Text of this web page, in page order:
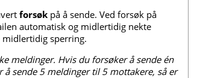
forsøk på å sende. Ved forsøk på
automatisk og midlertidig nekte
midlertidig sperring.
meldinger. Hvis du forsøker å sende én
sende 5 meldinger til 5 mottakere, så er